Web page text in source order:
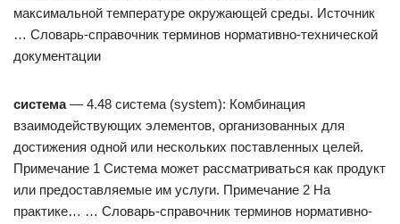
максимальной температуре окружающей среды. Источник
… Словарь-справочник терминов нормативно-технической
документации
система— 4.48 система (system): Комбинация
взаимодействующих элементов, организованных для
достижения одной или нескольких поставленных целей.
Примечание 1 Система может рассматриваться как продукт
или предоставляемые им услуги. Примечание 2 На
практике… … Словарь-справочник терминов нормативно-